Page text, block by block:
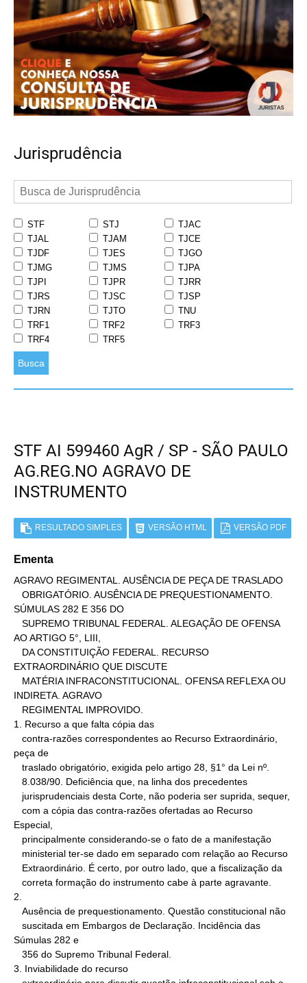
Jurisprudência
STF STJ
TJAC
TJAL
TJAM
TJCE
TJDF
TJES
TJGO
TJMG
TJMS
TJPA
TJPI
TJPR
TJRR
TJRS
TJSC
TJSP
TJRN
TJTO
TNU
TRF1
TRF2
TRF3
TRF4
TRF5
Busca
STF AI 599460 AgR / SP - SÃO PAULO
AG.REG.NO AGRAVO DE
INSTRUMENTO
RESULTADO SIMPLES VERSÃO HTML VERSÃO PDF
Ementa
AGRAVO REGIMENTAL. AUSÊNCIA DE PEÇA DE TRASLADO
SÚMULAS 282 E 356 DO
AO ARTIGO 5°, LIII,
EXTRAORDINÁRIO QUE DISCUTE
INDIRETA. AGRAVO
1. Recurso a que falta cópia das
peça de
Especial,
2.
Súmulas 282 e
3. Inviabilidade do recurso